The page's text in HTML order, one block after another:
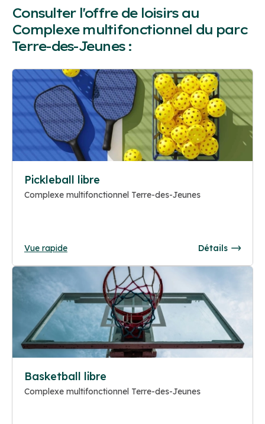
Consulter l'offre de loisirs au
Complexe multifonctionnel du parc
Terre-des-Jeunes :
Pickleball libre
Complexe multifonctionnel Terre-des-Jeunes
Vue rapide Détails
Basketball libre
Complexe multifonctionnel Terre-des-Jeunes